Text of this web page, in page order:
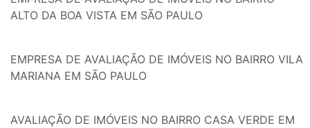
ALTO DA BOA VISTA EM SÃO PAULO
EMPRESA DE AVALIAÇÃO DE IMÓVEIS NO BAIRRO VILA
MARIANA EM SÃO PAULO
AVALIAÇÃO DE IMÓVEIS NO BAIRRO CASA VERDE EM